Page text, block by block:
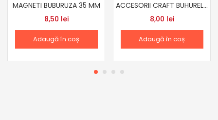
MAGNETI BUBURUZA 35 MM
8,50 lei
Adaugă în coș
ACCESORII CRAFT BUHURELE AD298
8,00 lei
Adaugă în coș